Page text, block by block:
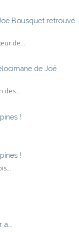
Bousquet retrouvé
de...
de Joë
des...
!
!